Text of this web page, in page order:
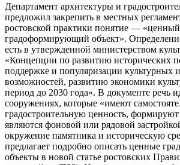
Департамент архитектуры и
предложил закрепить в местных
ростовской практики понятие — «ценный
градоформирующий объект».
есть в утвержденной министерством
«Концепции по развитию исторических
поддержке и популяризации культурных
возможностей, развитию экономики
период до 2030 года». В документе речь
сооружениях, которые «имеют
градостроительную ценность,
являются фоновой или рядовой
окружение памятника и историческую
предлагает подробно описать ценные
объекты в новой статье ростовских